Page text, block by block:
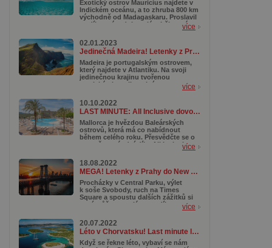
Exotický ostrov Mauricius najdete v
Indickém oceánu, a to zhruba 800 km
východně od Madagaskaru. Proslavil
se díky svým dokonalým bělostným
korálovým útesům, které lákají
potápěče z celého světa. Kromě toho
se tady ukrývají nádherné přírodní
rezervace a národní parky, kde
můžete objevovat pestrou faunu a
flóru.
více
02.01.2023
Jedinečná Madeira! Letenky z Prahy od 3 890 Kč s termíny až do října
Madeira je portugalským ostrovem,
který najdete v Atlantiku. Na svoji
jedinečnou krajinu tvořenou
tropickými rostlinami, útesy,
zahradami a samozřejmě
dechberoucími stezkami či horami
láká zejména milovníky turistiky. A
právě i díky své podobnosti
s Havajskými ostrovy je nazývána
Havají Atlantiku. Pro nás je tak mimo
jiné skvělou alternativou, když se
nám na vzdálenou a dražší Havaj
více
10.10.2022
LAST MINUTE: All Inclusive dovolená na Mallorce od 10 990 Kč
Mallorca je hvězdou Baleárských
ostrovů, která má co nabídnout
během celého roku. Přesvědčte se o
tom už za pár dní díky All Inclusive
pobytu s fantastickou cenovkou.
Čekají na vás romantické procházky
po pláži či malebná městečka. Jestli
ale dáváte přednost o něco
aktivnějšímu programu, naplánujte si
turistiku. Mallorca má nádherná
pohoří, k jejichž prozkoumávání
vám aktuální podzimní teploty přímo
více
18.08.2022
MEGA! Letenky z Prahy do New Yorku od 7 990 Kč
Procházky v Central Parku, výlet
k soše Svobody, ruch na Times
Square a spoustu dalších zážitků si
nyní můžete naplánovat díky super
Letíte z Prahy od neuvěřitelných
7 990 Kč. Moc ale neotálejte, akce
totiž platí už jen do zítřka (19. srpna
2022) nebo do vyprodání.
více
20.07.2022
Léto v Chorvatsku! Last minute letenky od 464 Kč
Když se řekne léto, vybaví se nám